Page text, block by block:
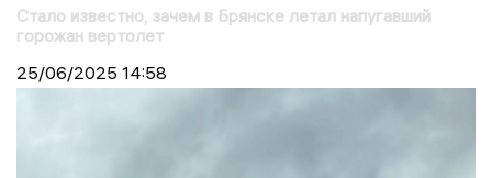
Стало известно, зачем в Брянске летал напугавший
горожан вертолет
25/06/2025 14:58